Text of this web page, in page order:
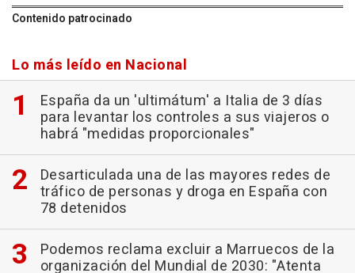
Contenido patrocinado
Lo más leído en Nacional
España da un 'ultimátum' a Italia de 3 días
para levantar los controles a sus viajeros o
habrá "medidas proporcionales"
Desarticulada una de las mayores redes de
tráfico de personas y droga en España con
78 detenidos
Podemos reclama excluir a Marruecos de la
organización del Mundial de 2030: "Atenta